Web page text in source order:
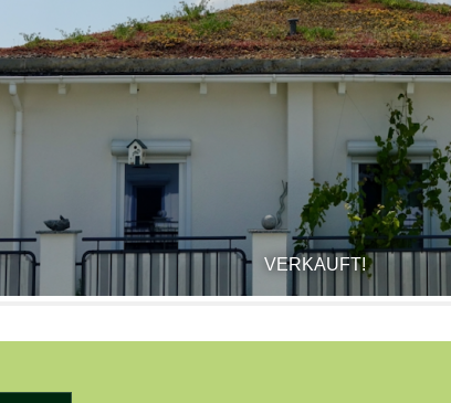
VERKAUFT!